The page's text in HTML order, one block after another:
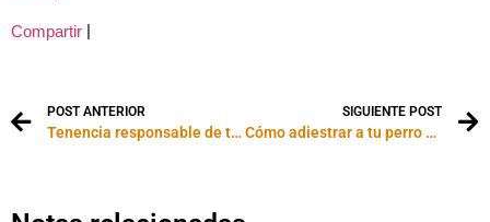
Compartir |
POST ANTERIOR
Tenencia responsable de tu mascota
SIGUIENTE POST
Cómo adiestrar a tu perro para que haga sus necesidades donde corresponde